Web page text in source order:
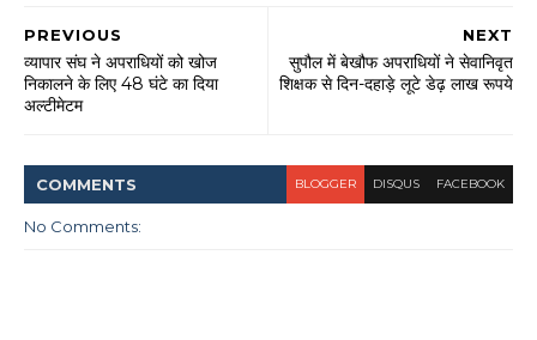
NEXT
सुपौल में बेखौफ अपराधियों ने सेवानिवृत
शिक्षक से दिन-दहाड़े लूटे डेढ़ लाख रूपये
PREVIOUS
व्यापार संघ ने अपराधियों को खोज
निकालने के लिए 48 घंटे का दिया
अल्टीमेटम
COMMENTS BLOGGER DISQUS FACEBOOK
No Comments: